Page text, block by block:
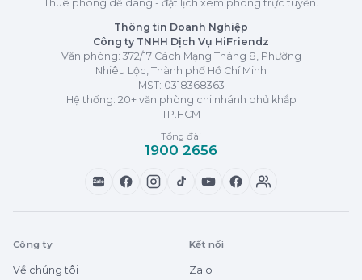
Thuê phòng dễ dàng - đặt lịch xem phòng trực tuyến.
Thông tin Doanh Nghiệp
Công ty TNHH Dịch Vụ HiFriendz
Văn phòng: 372/17 Cách Mạng Tháng 8, Phường
Nhiêu Lộc, Thành phố Hồ Chí Minh
MST: 0318368363
Hệ thống: 20+ văn phòng chi nhánh phủ khắp
TP.HCM
Tổng đài
1900 2656
Zalo
Công ty
Về chúng tôi
Kết nối
Zalo